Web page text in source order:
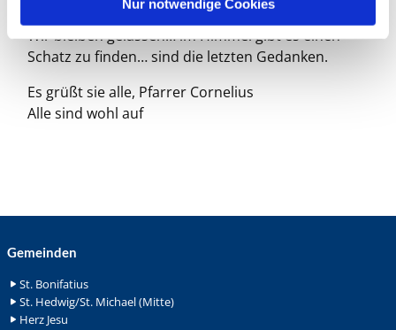
Nur notwendige Cookies
unterdessen gewöhnt.
Wir bleiben gelassen… im Himmel gibt es einen
Schatz zu finden… sind die letzten Gedanken.
Es grüßt sie alle, Pfarrer Cornelius
Alle sind wohl auf
Gemeinden
St. Bonifatius
St. Hedwig/St. Michael (Mitte)
Herz Jesu